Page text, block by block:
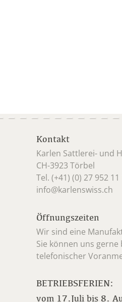
Kontakt
Karlen Sattlerei- und
CH-3923 Törbel
Tel. (+41) (0) 27 952 11
info@karlenswiss.ch
Öffnungszeiten
Wir sind eine
Sie können uns
telefonischer
BETRIEBSFERIEN:
vom 17.Juli bis 8.